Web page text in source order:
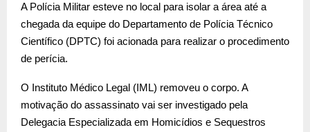
A Polícia Militar esteve no local para isolar a área até a
chegada da equipe do Departamento de Polícia Técnico
Científico (DPTC) foi acionada para realizar o procedimento
de perícia.
O Instituto Médico Legal (IML) removeu o corpo. A
motivação do assassinato vai ser investigado pela
Delegacia Especializada em Homicídios e Sequestros